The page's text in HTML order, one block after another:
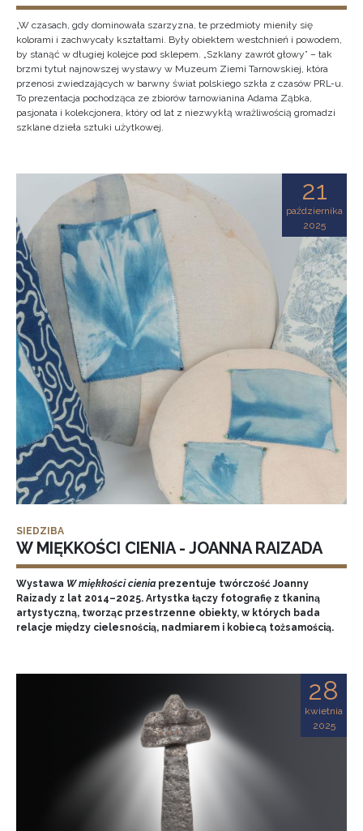
„W czasach, gdy dominowała szarzyzna, te przedmioty mieniły się
kolorami i zachwycały kształtami. Były obiektem westchnień i powodem,
by stanąć w długiej kolejce pod sklepem. „Szklany zawrót głowy” – tak
brzmi tytuł najnowszej wystawy w Muzeum Ziemi Tarnowskiej, która
przenosi zwiedzających w barwny świat polskiego szkła z czasów PRL-u.
To prezentacja pochodząca ze zbiorów tarnowianina Adama Ząbka,
pasjonata i kolekcjonera, który od lat z niezwykłą wrażliwością gromadzi
szklane dzieła sztuki użytkowej.
21
października
2025
SIEDZIBA
W MIĘKKOŚCI CIENIA - JOANNA RAIZADA
Wystawa W miękkości cieniaprezentuje twórczość Joanny
Raizady z lat 2014–2025. Artystka łączy fotografię z tkaniną
artystyczną, tworząc przestrzenne obiekty, w których bada
relacje między cielesnością, nadmiarem i kobiecą tożsamością.
28
kwietnia
2025